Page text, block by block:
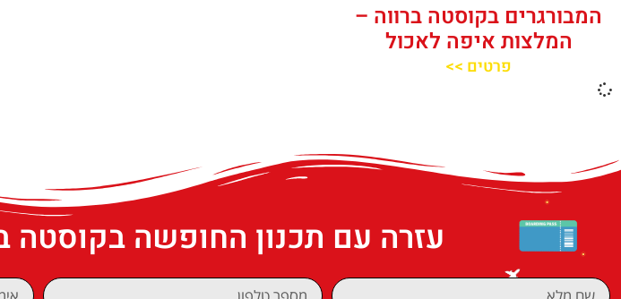
המבורגרים בקוסטה ברווה –
המלצות איפה לאכול
פרטים >>
עזרה עם תכנון החופשה בקוסטה